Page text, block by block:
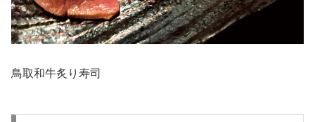
鳥取和牛炙り寿司